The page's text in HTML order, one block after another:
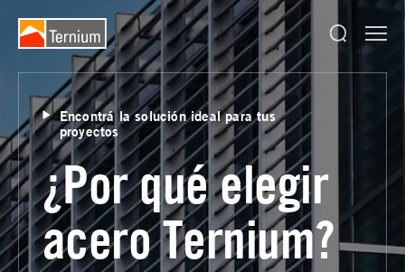
Encontrá la solución ideal para tus
proyectos
¿Por qué elegir
acero Ternium?